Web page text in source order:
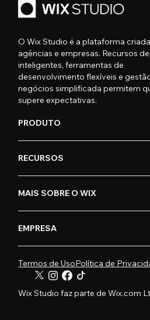
O Wix Studio é a plataforma
agências e empresas. Recursos
inteligentes, ferramentas de
desenvolvimento flexíveis e
negócios simplificada permitem
supere expectativas.
PRODUTO
RECURSOS
MAIS SOBRE O WIX
EMPRESA
Termos de UsoPolítica de
Wix Studio faz parte de Wix.com